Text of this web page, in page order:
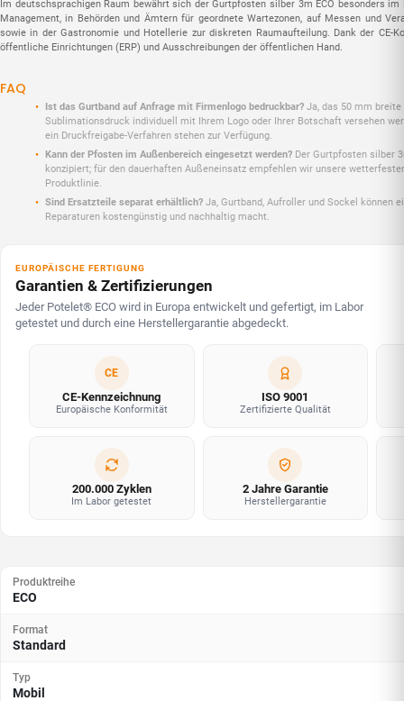
Im deutschsprachigen Raum bewährt sich der Gurtpfosten silber 3m ECO besonders im
Management, in Behörden und Ämtern für geordnete Wartezonen, auf Messen und
sowie in der Gastronomie und Hotellerie zur diskreten Raumaufteilung. Dank der CE-
öffentliche Einrichtungen (ERP) und Ausschreibungen der öffentlichen Hand.
FAQ
Ist das Gurtband auf Anfrage mit Firmenlogo bedruckbar? Ja, das 50 mm
Sublimationsdruck individuell mit Ihrem Logo oder Ihrer Botschaft versehen
ein Druckfreigabe-Verfahren stehen zur Verfügung.
Kann der Pfosten im Außenbereich eingesetzt werden? Der Gurtpfosten silber
konzipiert; für den dauerhaften Außeneinsatz empfehlen wir unsere
Produktlinie.
Sind Ersatzteile separat erhältlich? Ja, Gurtband, Aufroller und Sockel können
Reparaturen kostengünstig und nachhaltig macht.
EUROPÄISCHE FERTIGUNG
Garantien & Zertifizierungen
Jeder Potelet® ECO wird in Europa entwickelt und gefertigt, im Labor
getestet und durch eine Herstellergarantie abgedeckt.
CE
CE-Kennzeichnung
Europäische Konformität
ISO 9001
Zertifizierte Qualität
200.000 Zyklen
Im Labor getestet
2 Jahre Garantie
Herstellergarantie
Produktreihe
ECO
Format
Standard
Typ
Mobil